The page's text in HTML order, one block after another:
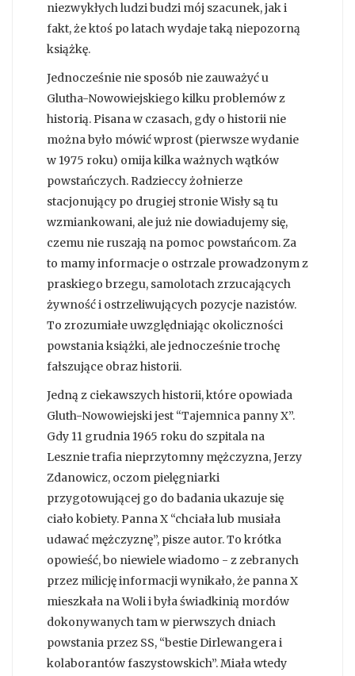
niezwykłych ludzi budzi mój szacunek, jak i
fakt, że ktoś po latach wydaje taką niepozorną
książkę.
Jednocześnie nie sposób nie zauważyć u
Glutha-Nowowiejskiego kilku problemów z
historią. Pisana w czasach, gdy o historii nie
można było mówić wprost (pierwsze wydanie
w 1975 roku) omija kilka ważnych wątków
powstańczych. Radzieccy żołnierze
stacjonujący po drugiej stronie Wisły są tu
wzmiankowani, ale już nie dowiadujemy się,
czemu nie ruszają na pomoc powstańcom. Za
to mamy informacje o ostrzale prowadzonym z
praskiego brzegu, samolotach zrzucających
żywność i ostrzeliwujących pozycje nazistów.
To zrozumiałe uwzględniając okoliczności
powstania książki, ale jednocześnie trochę
fałszujące obraz historii.
Jedną z ciekawszych historii, które opowiada
Gluth-Nowowiejski jest “Tajemnica panny X”.
Gdy 11 grudnia 1965 roku do szpitala na
Lesznie trafia nieprzytomny mężczyzna, Jerzy
Zdanowicz, oczom pielęgniarki
przygotowującej go do badania ukazuje się
ciało kobiety. Panna X “chciała lub musiała
udawać mężczyznę”, pisze autor. To krótka
opowieść, bo niewiele wiadomo - z zebranych
przez milicję informacji wynikało, że panna X
mieszkała na Woli i była świadkinią mordów
dokonywanych tam w pierwszych dniach
powstania przez SS, “bestie Dirlewangera i
kolaborantów faszystowskich”. Miała wtedy